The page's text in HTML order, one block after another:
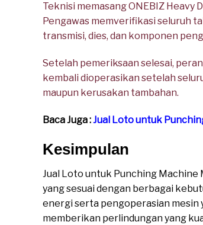
Teknisi memasang ONEBIZ
Pengawas memverifikasi seluruh
transmisi, dies, dan komponen
Setelah pemeriksaan selesai,
kembali dioperasikan setelah
maupun kerusakan tambahan.
Baca Juga :Jual Loto untuk
Kesimpulan
Jual Loto untuk Punching
yang sesuai dengan berbagai
energi serta pengoperasian mesin
memberikan perlindungan yang